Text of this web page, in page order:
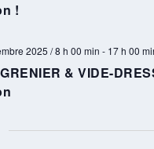
!
& VIDE-
2025 / 8 h 00 min - 17 h 00